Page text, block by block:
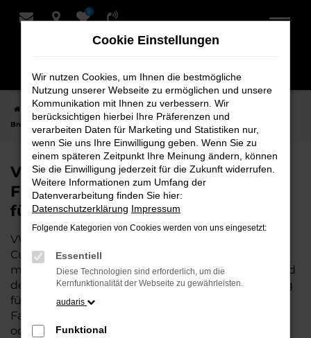
Zum
0
Startseite Cuxhaven VW VW ID.5
VW ID.5 Neuwagen bei
Bremer Fahrzeughaus Schmidt + Koch AG für Cuxhaven
VW ID.5 Neuwagen bei Bremer
Fahrzeughaus Schmidt + Koch AG
für Cuxhaven
VW ID.5 ist die perfekte Wahl für alle, die für
Cuxhaven einen
modernen Technik, seinem effizienten Antrieb und
dem stilvollen Design ist der ID.5 die ideale Lösung
für jeden, der ein zuverlässiges und komfortables
Fahrzeug möchte. Egal, ob für den Stadtverkehr
oder längere Fahrten – der ID.5 bietet Ihnen
Cookie Einstellungen
Wir nutzen Cookies, um Ihnen die bestmögliche
Nutzung unserer Webseite zu ermöglichen und unsere
Kommunikation mit Ihnen zu verbessern. Wir
berücksichtigen hierbei Ihre Präferenzen und
verarbeiten Daten für Marketing und Statistiken nur,
wenn Sie uns Ihre Einwilligung geben. Wenn Sie zu
einem späteren Zeitpunkt Ihre Meinung ändern, können
Sie die Einwilligung jederzeit für die Zukunft widerrufen.
Weitere Informationen zum Umfang der
Datenverarbeitung finden Sie hier:
Datenschutzerklärung Impressum
Folgende Kategorien von Cookies werden von uns eingesetzt:
Essentiell
Diese Technologien sind erforderlich, um die
Kernfunktionalität der Webseite zu gewährleisten.
audaris
Funktional